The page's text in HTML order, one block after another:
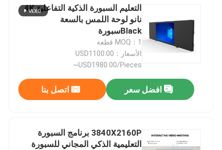
التعليم السبورة الذكية التفاعلية 4K
نانو لوحة اللمس بالسعة
Blackسبورة
MOQ：1 قطعة
الأسعار：USD1100.00
~USD1980.00/Pieces
افضل سعر اتصل بنا
3840X2160P برنامج السبورة
التعليمية الذكي المجاني للسبورة